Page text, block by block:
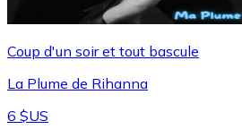
Coup d'un soir et tout bascule
La Plume de Rihanna
6 $US